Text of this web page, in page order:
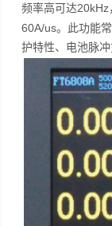
频率高可达20kHz
60A/us。此功能
护特性、电池脉冲